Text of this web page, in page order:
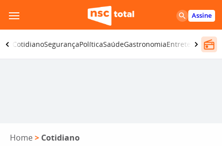
para
o
conteúdo
Assine
CotidianoSegurançaPolíticaSaúdeGastronomiaEntretenimento
Home > Cotidiano